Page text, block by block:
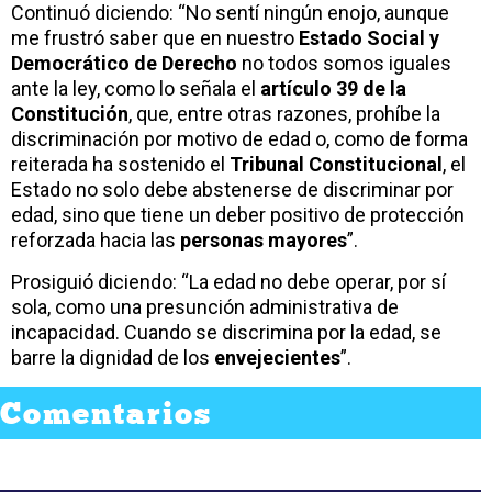
Continuó diciendo: “No sentí ningún enojo, aunque
me frustró saber que en nuestro Estado Social y
Democrático de Derecho no todos somos iguales
ante la ley, como lo señala el artículo 39 de la
Constitución, que, entre otras razones, prohíbe la
discriminación por motivo de edad o, como de forma
reiterada ha sostenido el Tribunal Constitucional , el
Estado no solo debe abstenerse de discriminar por
edad, sino que tiene un deber positivo de protección
reforzada hacia las personas mayores”.
Prosiguió diciendo: “La edad no debe operar, por sí
sola, como una presunción administrativa de
incapacidad. Cuando se discrimina por la edad, se
barre la dignidad de los envejecientes”.
Comentarios